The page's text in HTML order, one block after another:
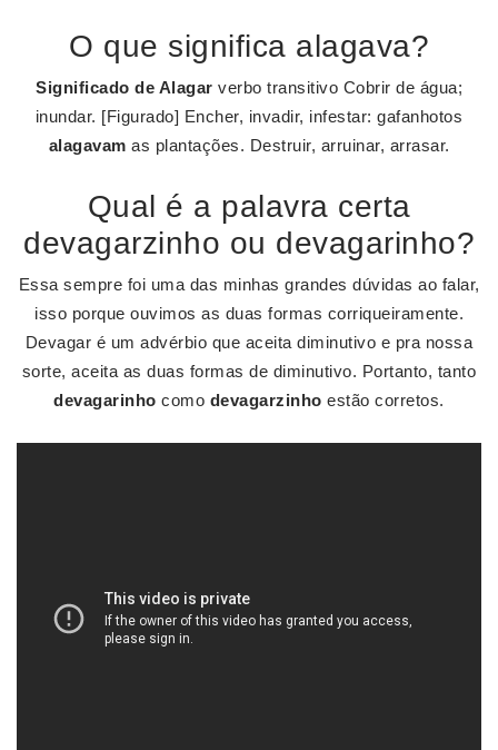
O que significa alagava?
Significado de Alagar verbo transitivo Cobrir de água;
inundar. [Figurado] Encher, invadir, infestar: gafanhotos
alagavam as plantações. Destruir, arruinar, arrasar.
Qual é a palavra certa
devagarzinho ou devagarinho?
Essa sempre foi uma das minhas grandes dúvidas ao falar,
isso porque ouvimos as duas formas corriqueiramente.
Devagar é um advérbio que aceita diminutivo e pra nossa
sorte, aceita as duas formas de diminutivo. Portanto, tanto
devagarinho como devagarzinho estão corretos.